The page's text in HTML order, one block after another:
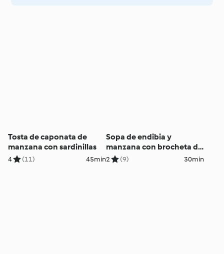
Tosta de caponata de
manzana con sardinillas
4 (11) 45min
Sopa de endibia y
manzana con brocheta de
tofu
2 (9) 30min